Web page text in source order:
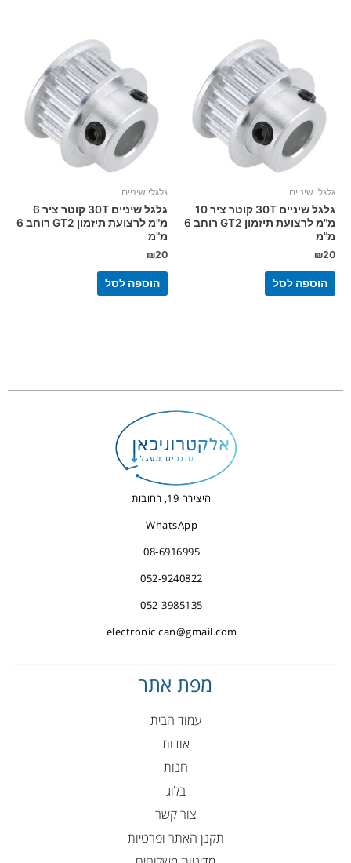
גלגלי שיניים
גלגל שיניים 30T קוטר ציר 10
מ"מ לרצועת תיזמון GT2 רוחב 6
מ"מ
₪20
הוספה לסל
גלגלי שיניים
גלגל שיניים 30T קוטר ציר 6
מ"מ לרצועת תיזמון GT2 רוחב 6
מ"מ
₪20
הוספה לסל
היצירה 19, רחובות
WhatsApp
08-6916995
052-9240822
052-3985135
electronic.can@gmail.com
מפת אתר
עמוד הבית
אודות
חנות
בלוג
צור קשר
תקנן האתר ופרטיות